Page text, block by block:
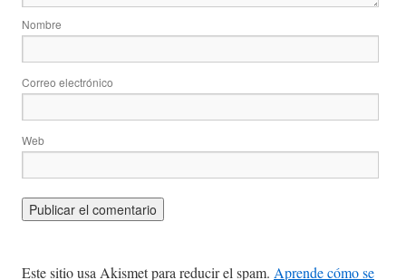
Nombre
Correo electrónico
Web
Este sitio usa Akismet para reducir el spam. Aprende cómo se